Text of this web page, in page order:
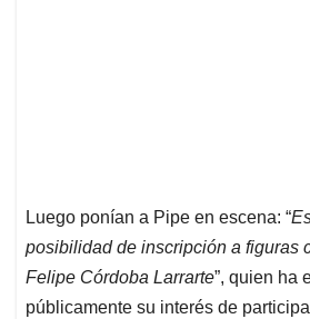
Luego ponían a Pipe en escena: “
posibilidad de inscripción a figuras
Felipe Córdoba Larrarte”, quien ha
públicamente su interés de